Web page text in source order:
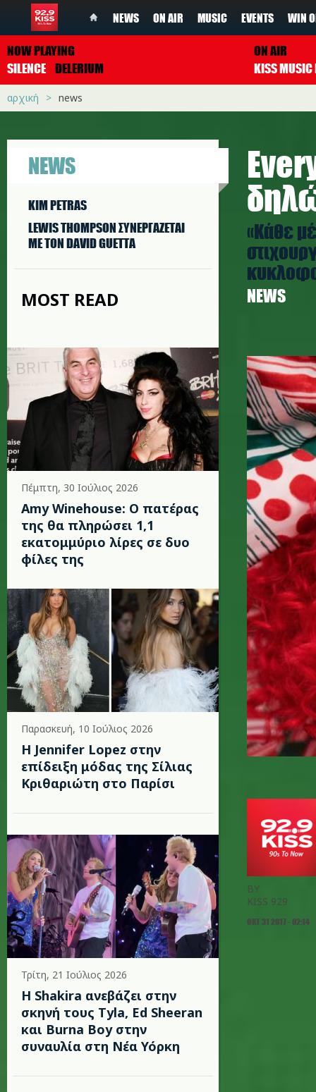
NEWS ON AIR MUSIC EVENTS WIN
NOW PLAYING
SILENCE DELERIUM
ON AIR
αρχική news
NEWS
KIM PETRAS
LEWIS THOMPSON ΣΥΝΕΡΓAΖΕΤΑΙ
ΜΕ ΤΟΝ DAVID GUETTA
MOST READ
Πέμπτη, 30 Ιούλιος 2026
Amy Winehouse: Ο πατέρας
της θα πληρώσει 1,1
εκατομμύριο λίρες σε δυο
φίλες της
Παρασκευή, 10 Ιούλιος 2026
Η Jennifer Lopez στην
επίδειξη μόδας της Σίλιας
Κριθαριώτη στο Παρίσι
Τρίτη, 21 Ιούλιος 2026
Η Shakira ανεβάζει στην
σκηνή τους Tyla, Ed Sheeran
και Burna Boy στην
συναυλία στη Νέα Υόρκη
«Κάθε
NEWS
sia-
BY
KISS 929
ΟΚΤ 31 2017 - 02:14